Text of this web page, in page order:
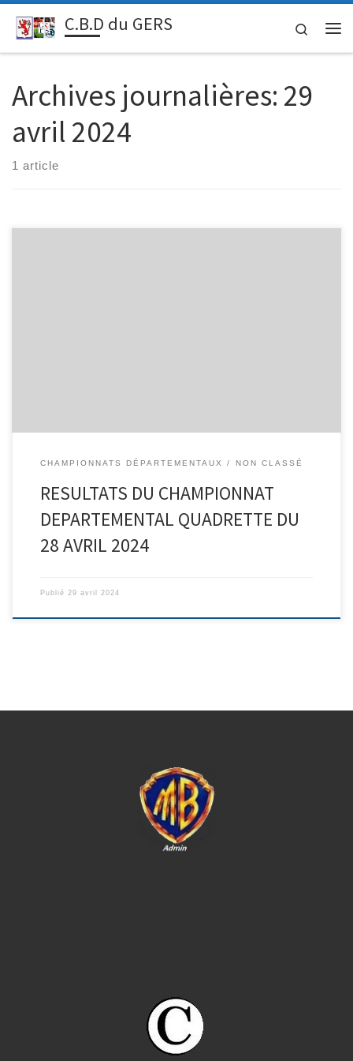
Passer au contenuC.B.D du GERS
Search
Archives journalières: 29
avril 2024
1 article
CHAMPIONNATS DÉPARTEMENTAUX NON CLASSÉ
RESULTATS DU CHAMPIONNAT
DEPARTEMENTAL QUADRETTE DU
28 AVRIL 2024
Publié 29 avril 2024